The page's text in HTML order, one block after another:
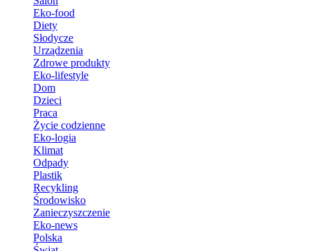
Eko-food
Diety
Słodycze
Urządzenia
Zdrowe produkty
Eko-lifestyle
Dom
Dzieci
Praca
Życie codzienne
Eko-logia
Klimat
Odpady
Plastik
Recykling
Środowisko
Zanieczyszczenie
Eko-news
Polska